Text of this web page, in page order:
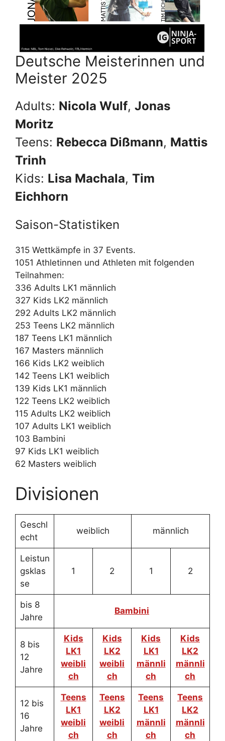
Deutsche Meisterinnen und
Meister 2025
Adults: Nicola Wulf, Jonas
Moritz
Teens: Rebecca Dißmann, Mattis
Trinh
Kids: Lisa Machala, Tim
Eichhorn
Saison-Statistiken
315 Wettkämpfe in 37 Events.
1051 Athletinnen und Athleten mit folgenden
Teilnahmen:
336 Adults LK1 männlich
327 Kids LK2 männlich
292 Adults LK2 männlich
253 Teens LK2 männlich
187 Teens LK1 männlich
167 Masters männlich
166 Kids LK2 weiblich
142 Teens LK1 weiblich
139 Kids LK1 männlich
122 Teens LK2 weiblich
115 Adults LK2 weiblich
107 Adults LK1 weiblich
103 Bambini
97 Kids LK1 weiblich
62 Masters weiblich
Divisionen
Geschl
echt
weiblich männlich
Leistun
gsklas
se
1 2 1 2
bis 8
Jahre
Bambini
8 bis
12
Jahre
Kids
LK1
weibli
ch
Kids
LK2
weibli
ch
Kids
LK1
männli
ch
Kids
LK2
männli
ch
12 bis
16
Jahre
Teens
LK1
weibli
ch
Teens
LK2
weibli
ch
Teens
LK1
männli
ch
Teens
LK2
männli
ch